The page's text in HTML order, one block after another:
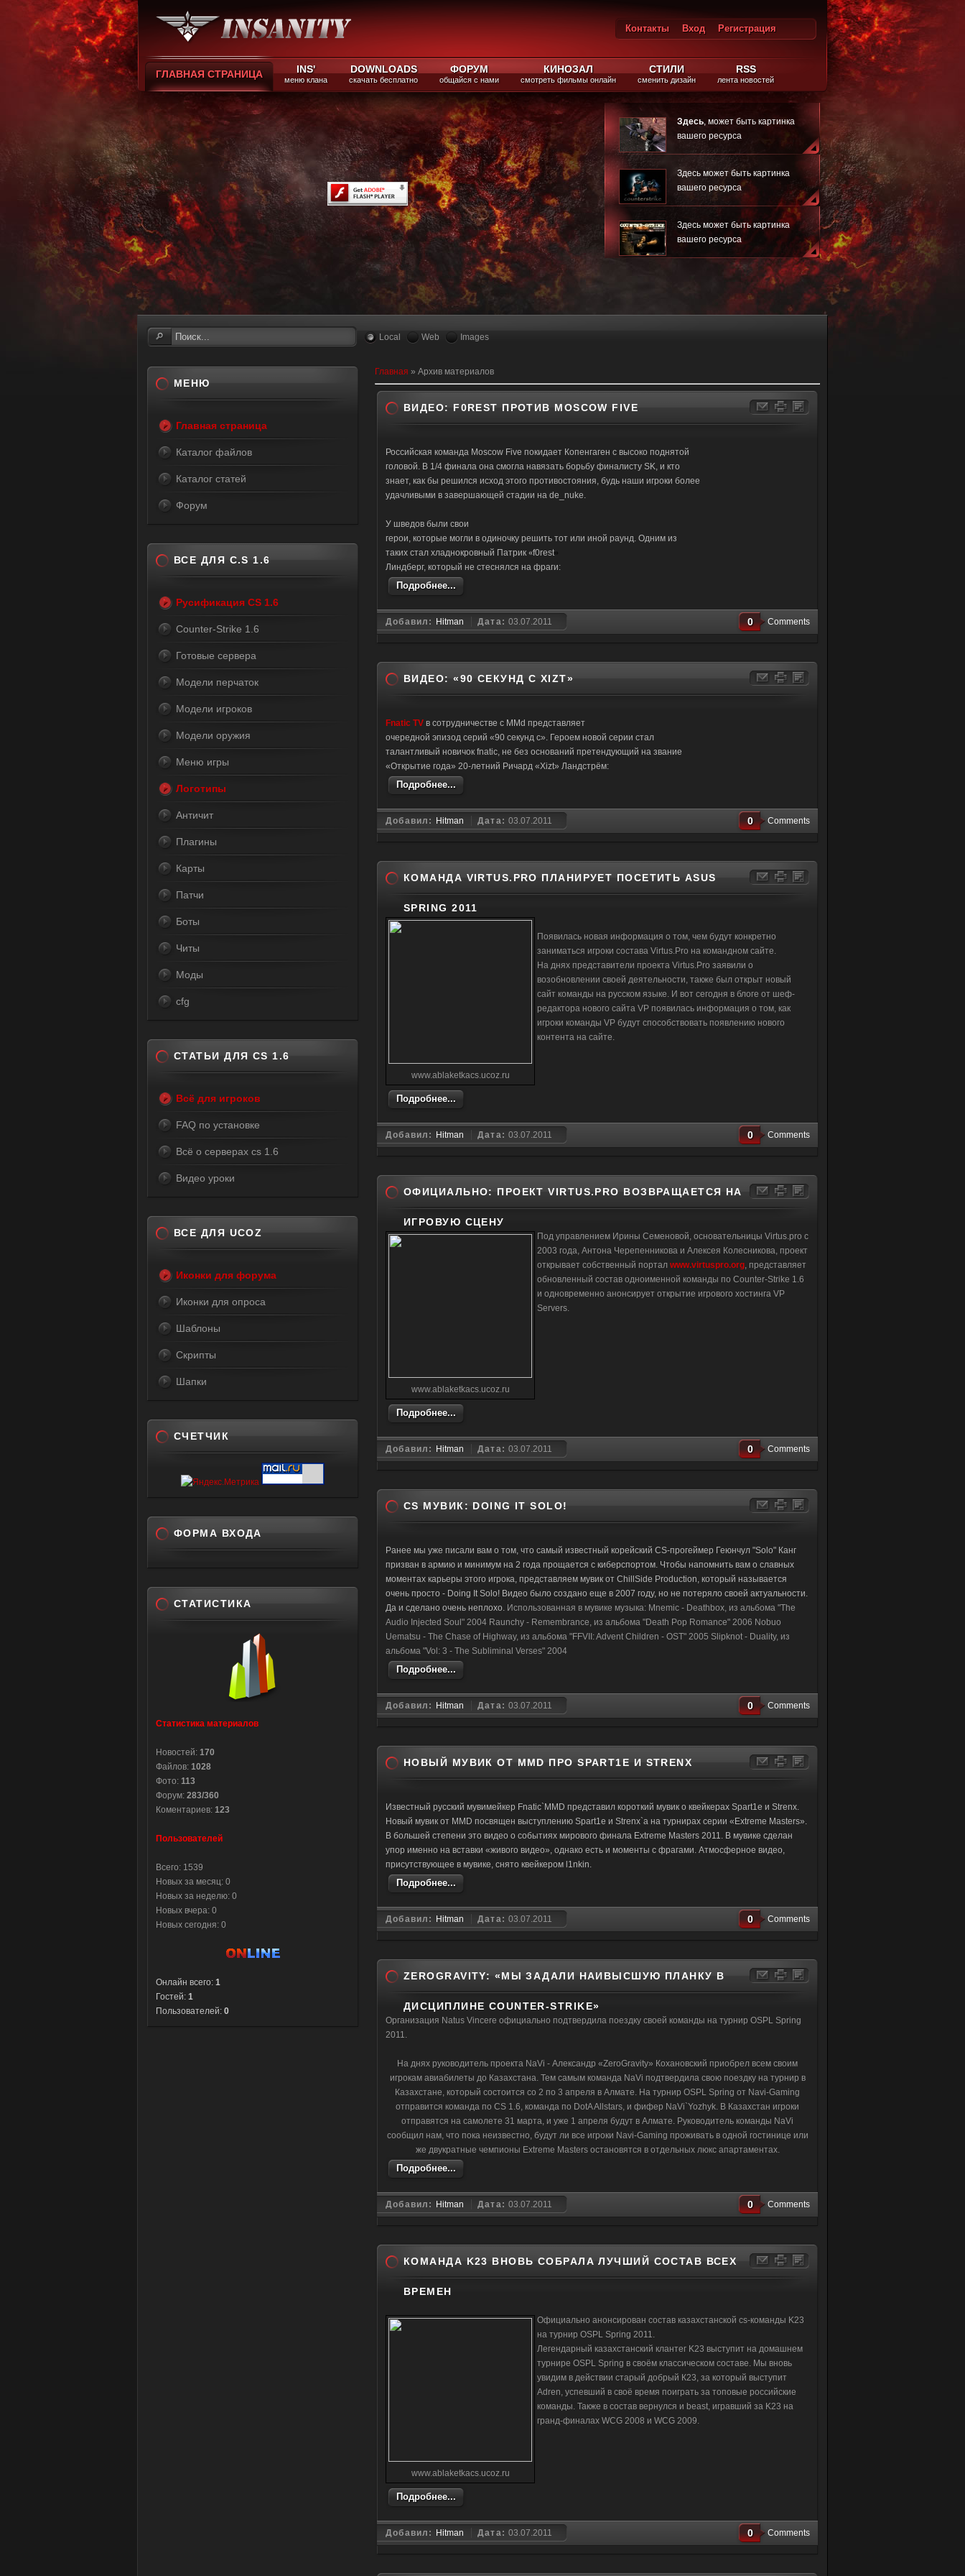
Контакты Вход
Регистрация
ГЛАВНАЯ СТРАНИЦА INS'
меню клана
DOWNLOADS
скачать бесплатно
ФОРУМ
общайся с нами
КИНОЗАЛ
смотреть фильмы онлайн
СТИЛИ
сменить дизайн
RSS
лента новостей
Здесь, может быть картинка
вашего ресурса
Здесь может быть картинка
вашего ресурса
Здесь может быть картинка
вашего ресурса
Local Web Images
Главная » Архив материалов
ВИДЕО: F0REST ПРОТИВ MOSCOW FIVE
Российская команда Moscow Five покидает Копенгаген с высоко поднятой
головой. В 1/4 финала она смогла навязать борьбу финалисту SK, и кто
знает, как бы решился исход этого противостояния, будь наши игроки более
удачливыми в завершающей стадии на de_nuke.
У шведов были свои
герои, которые могли в одиночку решить тот или иной раунд. Одним из
таких стал хладнокровный Патрик «f0rest»
Линдберг, который не стеснялся на фраги:
Подробнее...
Добавил: Hitman Дата:03.07.2011 0 Comments
ВИДЕО: «90 СЕКУНД С XIZT»
Fnatic TV в сотрудничестве с MMd представляет
очередной эпизод серий «90 секунд с». Героем новой серии стал
талантливый новичок fnatic, не без оснований претендующий на звание
«Открытие года» 20-летний Ричард «Xizt» Ландстрём:
Подробнее...
Добавил: Hitman Дата:03.07.2011 0 Comments
КОМАНДА VIRTUS.PRO ПЛАНИРУЕТ ПОСЕТИТЬ ASUS
SPRING 2011
www.ablaketkacs.ucoz.ru
Появилась новая информация о том, чем будут конкретно
заниматься игроки состава Virtus.Pro на командном сайте.
На днях представители проекта Virtus.Pro заявили о
возобновлении своей деятельности, также был открыт новый
сайт команды на русском языке. И вот сегодня в блоге от шеф-
редактора нового сайта VP появилась информация о том, как
игроки команды VP будут способствовать появлению нового
контента на сайте.
Подробнее...
Добавил: Hitman Дата:03.07.2011 0 Comments
ОФИЦИАЛЬНО: ПРОЕКТ VIRTUS.PRO ВОЗВРАЩАЕТСЯ НА
ИГРОВУЮ СЦЕНУ
www.ablaketkacs.ucoz.ru
Под управлением Ирины Семеновой, основательницы Virtus.pro с
2003 года, Антона Черепенникова и Алексея Колесникова, проект
открывает собственный портал www.virtuspro.org, представляет
обновленный состав одноименной команды по Counter-Strike 1.6
и одновременно анонсирует открытие игрового хостинга VP
Servers.
Подробнее...
Добавил: Hitman Дата:03.07.2011 0 Comments
CS МУВИК: DOING IT SOLO!
Ранее мы уже писали вам о том, что самый известный корейский CS-прогеймер Геюнчул "Solo" Канг
призван в армию и минимум на 2 года прощается с киберспортом. Чтобы напомнить вам о славных
моментах карьеры этого игрока, представляем мувик от ChillSide Production, который называется
очень просто - Doing It Solo! Видео было создано еще в 2007 году, но не потеряло своей актуальности.
Да и сделано очень неплохо. Использованная в мувике музыка: Mnemic - Deathbox, из альбома "The
Audio Injected Soul" 2004 Raunchy - Remembrance, из альбома "Death Pop Romance" 2006 Nobuo
Uematsu - The Chase of Highway, из альбома "FFVII: Advent Children - OST" 2005 Slipknot - Duality, из
альбома "Vol: 3 - The Subliminal Verses" 2004
Подробнее...
Добавил: Hitman Дата:03.07.2011 0 Comments
НОВЫЙ МУВИК ОТ MMD ПРО SPART1E И STRENX
Известный русский мувимейкер Fnatic`MMD представил короткий мувик о квейкерах Spart1e и Strenx.
Новый мувик от MMD посвящен выступлению Spart1e и Strenx`а на турнирах серии «Extreme Masters».
В большей степени это видео о событиях мирового финала Extreme Masters 2011. В мувике сделан
упор именно на вставки «живого видео», однако есть и моменты с фрагами. Атмосферное видео,
присутствующее в мувике, снято квейкером l1nkin.
Подробнее...
Добавил: Hitman Дата:03.07.2011 0 Comments
ZEROGRAVITY: «МЫ ЗАДАЛИ НАИВЫСШУЮ ПЛАНКУ В
ДИСЦИПЛИНЕ COUNTER-STRIKE»
Организация Natus Vincere официально подтвердила поездку своей команды на турнир OSPL Spring
2011.
На днях руководитель проекта NaVi - Александр «ZeroGravity» Кохановский приобрел всем своим
игрокам авиабилеты до Казахстана. Тем самым команда NaVi подтвердила свою поездку на турнир в
Казахстане, который состоится со 2 по 3 апреля в Алмате. На турнир OSPL Spring от Navi-Gaming
отправится команда по CS 1.6, команда по DotA Allstars, и фифер NaVi`Yozhyk. В Казахстан игроки
отправятся на самолете 31 марта, и уже 1 апреля будут в Алмате. Руководитель команды NaVi
сообщил нам, что пока неизвестно, будут ли все игроки Navi-Gaming проживать в одной гостинице или
же двукратные чемпионы Extreme Masters остановятся в отдельных люкс апартаментах.
Подробнее...
Добавил: Hitman Дата:03.07.2011 0 Comments
КОМАНДА K23 ВНОВЬ СОБРАЛА ЛУЧШИЙ СОСТАВ ВСЕХ
ВРЕМЕН
www.ablaketkacs.ucoz.ru
Официально анонсирован состав казахстанской cs-команды K23
на турнир OSPL Spring 2011.
Легендарный казахстанский клантег K23 выступит на домашнем
турнире OSPL Spring в своём классическом составе. Мы вновь
увидим в действии старый добрый К23, за который выступит
Adren, успевший в своё время поиграть за топовые российские
команды. Также в состав вернулся и beast, игравший за K23 на
гранд-финалах WCG 2008 и WCG 2009.
Подробнее...
Добавил: Hitman Дата:03.07.2011 0 Comments
МЕНЮ
Главная страница
Каталог файлов
Каталог статей
Форум
ВСЕ ДЛЯ C.S 1.6
Русификация CS 1.6
Counter-Strike 1.6
Готовые сервера
Модели перчаток
Модели игроков
Модели оружия
Меню игры
Логотипы
Античит
Плагины
Карты
Патчи
Боты
Читы
Моды
cfg
СТАТЬИ ДЛЯ CS 1.6
Всё для игроков
FAQ по установке
Всё о серверах cs 1.6
Видео уроки
ВСЕ ДЛЯ UCOZ
Иконки для форума
Иконки для опроса
Шаблоны
Скрипты
Шапки
СЧЕТЧИК
ФОРМА ВХОДА
СТАТИСТИКА
Статистика материалов
Новостей: 170
Файлов: 1028
Фото: 113
Форум: 283/360
Коментариев: 123
Пользователей
Всего: 1539
Новых за месяц: 0
Новых за неделю: 0
Новых вчера: 0
Новых сегодня: 0
Онлайн всего: 1
Гостей: 1
Пользователей: 0